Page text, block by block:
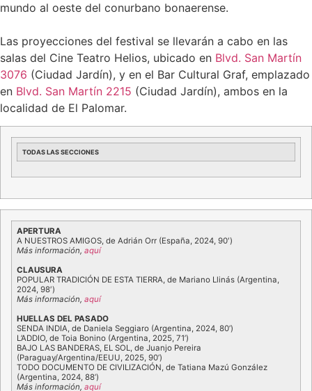
mundo al oeste del conurbano bonaerense.
Las proyecciones del festival se llevarán a cabo en las
salas del Cine Teatro Helios, ubicado en Blvd. San Martín
3076 (Ciudad Jardín), y en el Bar Cultural Graf, emplazado
en Blvd. San Martín 2215 (Ciudad Jardín), ambos en la
localidad de El Palomar.
TODAS LAS SECCIONES
APERTURA
A NUESTROS AMIGOS, de Adrián Orr (España, 2024, 90′)
Más información, aquí
CLAUSURA
POPULAR TRADICIÓN DE ESTA TIERRA, de Mariano Llinás (Argentina,
2024, 98′)
Más información, aquí
HUELLAS DEL PASADO
SENDA INDIA, de Daniela Seggiaro (Argentina, 2024, 80’)
L’ADDIO, de Toia Bonino (Argentina, 2025, 71’)
BAJO LAS BANDERAS, EL SOL, de Juanjo Pereira
(Paraguay/Argentina/EEUU, 2025, 90’)
TODO DOCUMENTO DE CIVILIZACIÓN, de Tatiana Mazú González
(Argentina, 2024, 88’)
Más información, aquí